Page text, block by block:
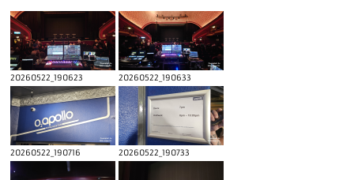
20260522_190623 20260522_190633
20260522_190716 20260522_190733